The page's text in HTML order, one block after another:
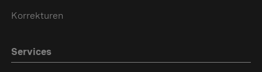
Korrekturen
Services